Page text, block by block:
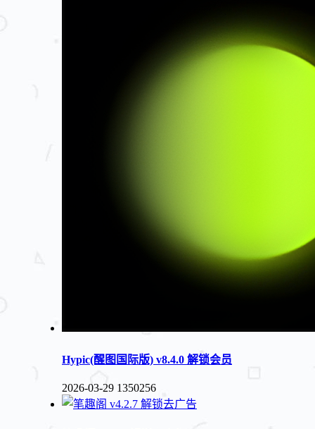
Hypic(醒图国际版) v8.4.0 解锁会员
2026-03-29 1350256